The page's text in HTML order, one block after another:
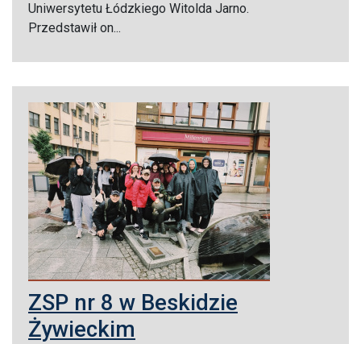
Uniwersytetu Łódzkiego Witolda Jarno.
Przedstawił on...
ZSP nr 8 w Beskidzie
Żywieckim